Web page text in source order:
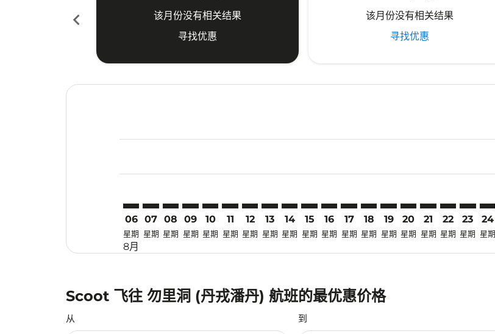
chevron_left
该月份没有相关结果
寻找优惠
该月份没有相关结果
寻找优惠
06
星期
8月
07
星期
08
星期
09
星期
10
星期
11
星期
12
星期
13
星期
14
星期
15
星期
16
星期
17
星期
18
星期
19
星期
20
星期
21
星期
TRV–TJQ:
22
星期
23
星期
24
星期
Scoot 飞往 勿里洞 (丹戎潘丹) 航班的最优惠价格
从 到